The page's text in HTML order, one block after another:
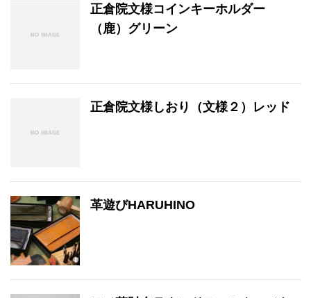
正倉院文様コインキーホルダー
（鹿）グリーン
正倉院文様しおり（文様２）レッド
革遊びHARUHINO